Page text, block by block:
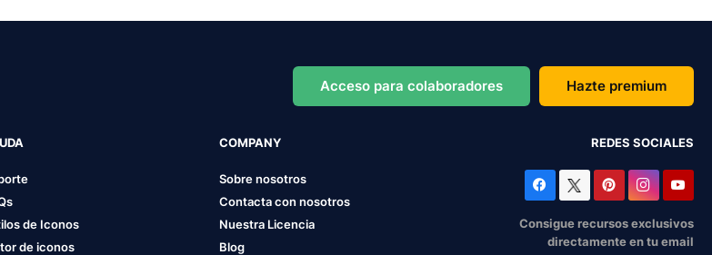
Acceso para colaboradores Hazte premium
de Iconos
de iconos
COMPANY
Sobre nosotros
Contacta con nosotros
Nuestra Licencia
Blog
REDES SOCIALES
Consigue recursos exclusivos
directamente en tu email